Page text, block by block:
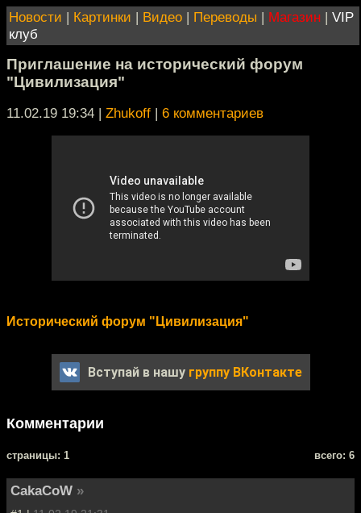
Новости | Картинки | Видео | Переводы | Магазин | VIP
клуб
Приглашение на исторический форум
"Цивилизация"
11.02.19 19:34 | Zhukoff | 6 комментариев
Исторический форум "Цивилизация"
Вступай в нашу группу ВКонтакте
Комментарии
cтраницы: 1 всего: 6
CakaCoW »